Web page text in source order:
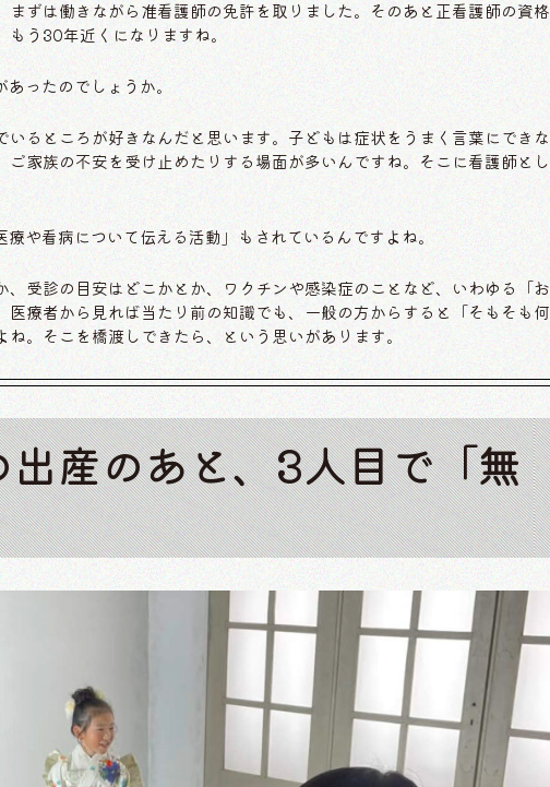
ずは働きながら准看護師の免許を取りました。そのあと正看護師の資格
う30年近くになりますね。
ったのでしょうか。
るところが好きなんだと思います。子どもは症状をうまく言葉にできな
家族の不安を受け止めたりする場面が多いんですね。そこに看護師とし
看病について伝える活動」もされているんですよね。
受診の目安はどこかとか、ワクチンや感染症のことなど、いわゆる「お
療者から見れば当たり前の知識でも、一般の方からすると「そもそも何
。そこを橋渡しできたら、という思いがあります。
産のあと、3人目で「無